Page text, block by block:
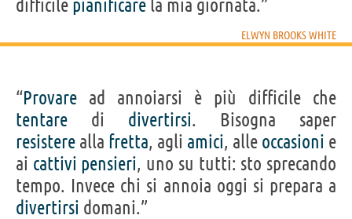
difficile pianificare la mia giornata.”
ELWYN BROOKS WHITE
“Provare ad annoiarsi è più difficile che
tentare di divertirsi. Bisogna saper
resistere alla fretta, agli amici, alle occasioni e
ai cattivi pensieri, uno su tutti: sto sprecando
tempo. Invece chi si annoia oggi si prepara a
divertirsi domani.”